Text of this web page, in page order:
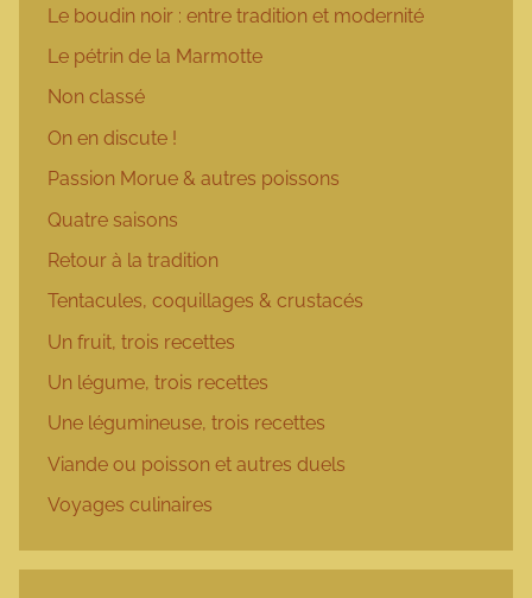
Le boudin noir : entre tradition et modernité
Le pétrin de la Marmotte
Non classé
On en discute !
Passion Morue & autres poissons
Quatre saisons
Retour à la tradition
Tentacules, coquillages & crustacés
Un fruit, trois recettes
Un légume, trois recettes
Une légumineuse, trois recettes
Viande ou poisson et autres duels
Voyages culinaires